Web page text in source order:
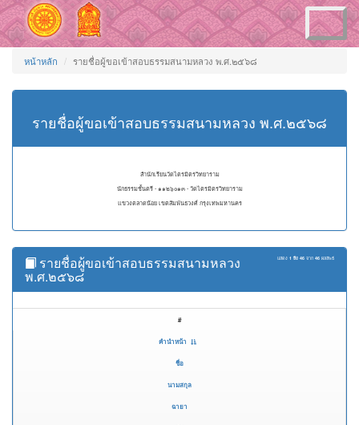
Toggle
navigation
หน้าหลัก รายชื่อผู้ขอเข้าสอบธรรมสนามหลวง พ.ศ.๒๕๖๘
รายชื่อผู้ขอเข้าสอบธรรมสนามหลวง พ.ศ.๒๕๖๘
สำนักเรียนวัดไตรมิตรวิทยาราม
นักธรรมชั้นตรี - ๑๑๒๖๐๑๓ - วัดไตรมิตรวิทยาราม
แขวงตลาดน้อย เขตสัมพันธวงศ์ กรุงเทพมหานคร
แสดง 1 ถึง 46 จาก 46 ผลลัพธ์
รายชื่อผู้ขอเข้าสอบธรรมสนามหลวง
พ.ศ.๒๕๖๘
#
คำนำหน้า
ชื่อ
นามสกุล
ฉายา